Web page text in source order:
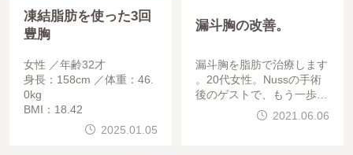
凍結脂肪を使った3回
豊胸
女性
年齢32才
身長：158cm
体重：46.
0kg
BMI：18.42
2025.01.05
漏斗胸の改善。
漏斗胸を脂肪で治療します
。20代女性。Nussの手術
後のゲストで、もう一歩改
善を希望されました。では
2021.06.06